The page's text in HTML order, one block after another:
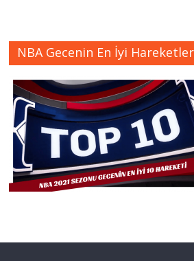
NBA Gecenin En İyi